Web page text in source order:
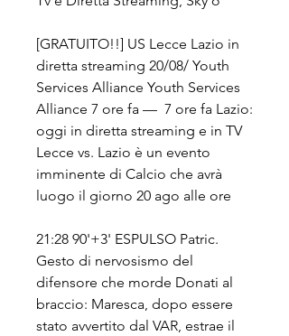
[GRATUITO!!] US Lecce Lazio in
diretta streaming 20/08/ Youth
Services Alliance Youth Services
Alliance 7 ore fa —  7 ore fa Lazio:
oggi in diretta streaming e in TV
Lecce vs. Lazio è un evento
imminente di Calcio che avrà
luogo il giorno 20 ago alle ore
21:28 90'+3' ESPULSO Patric.
Gesto di nervosismo del
difensore che morde Donati al
braccio: Maresca, dopo essere
stato avvertito dal VAR, estrae il